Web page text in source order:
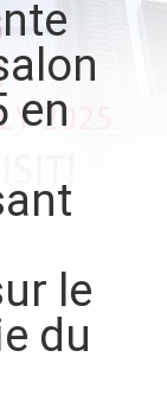
en
le
du